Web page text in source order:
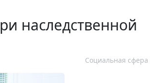
наследственной
Социальная сфера